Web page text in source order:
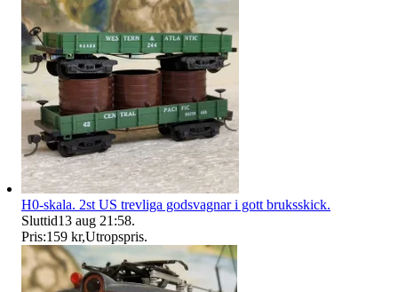
H0-skala. 2st US trevliga godsvagnar i gott bruksskick.
Sluttid13 aug 21:58.
Pris:159 kr,Utropspris.